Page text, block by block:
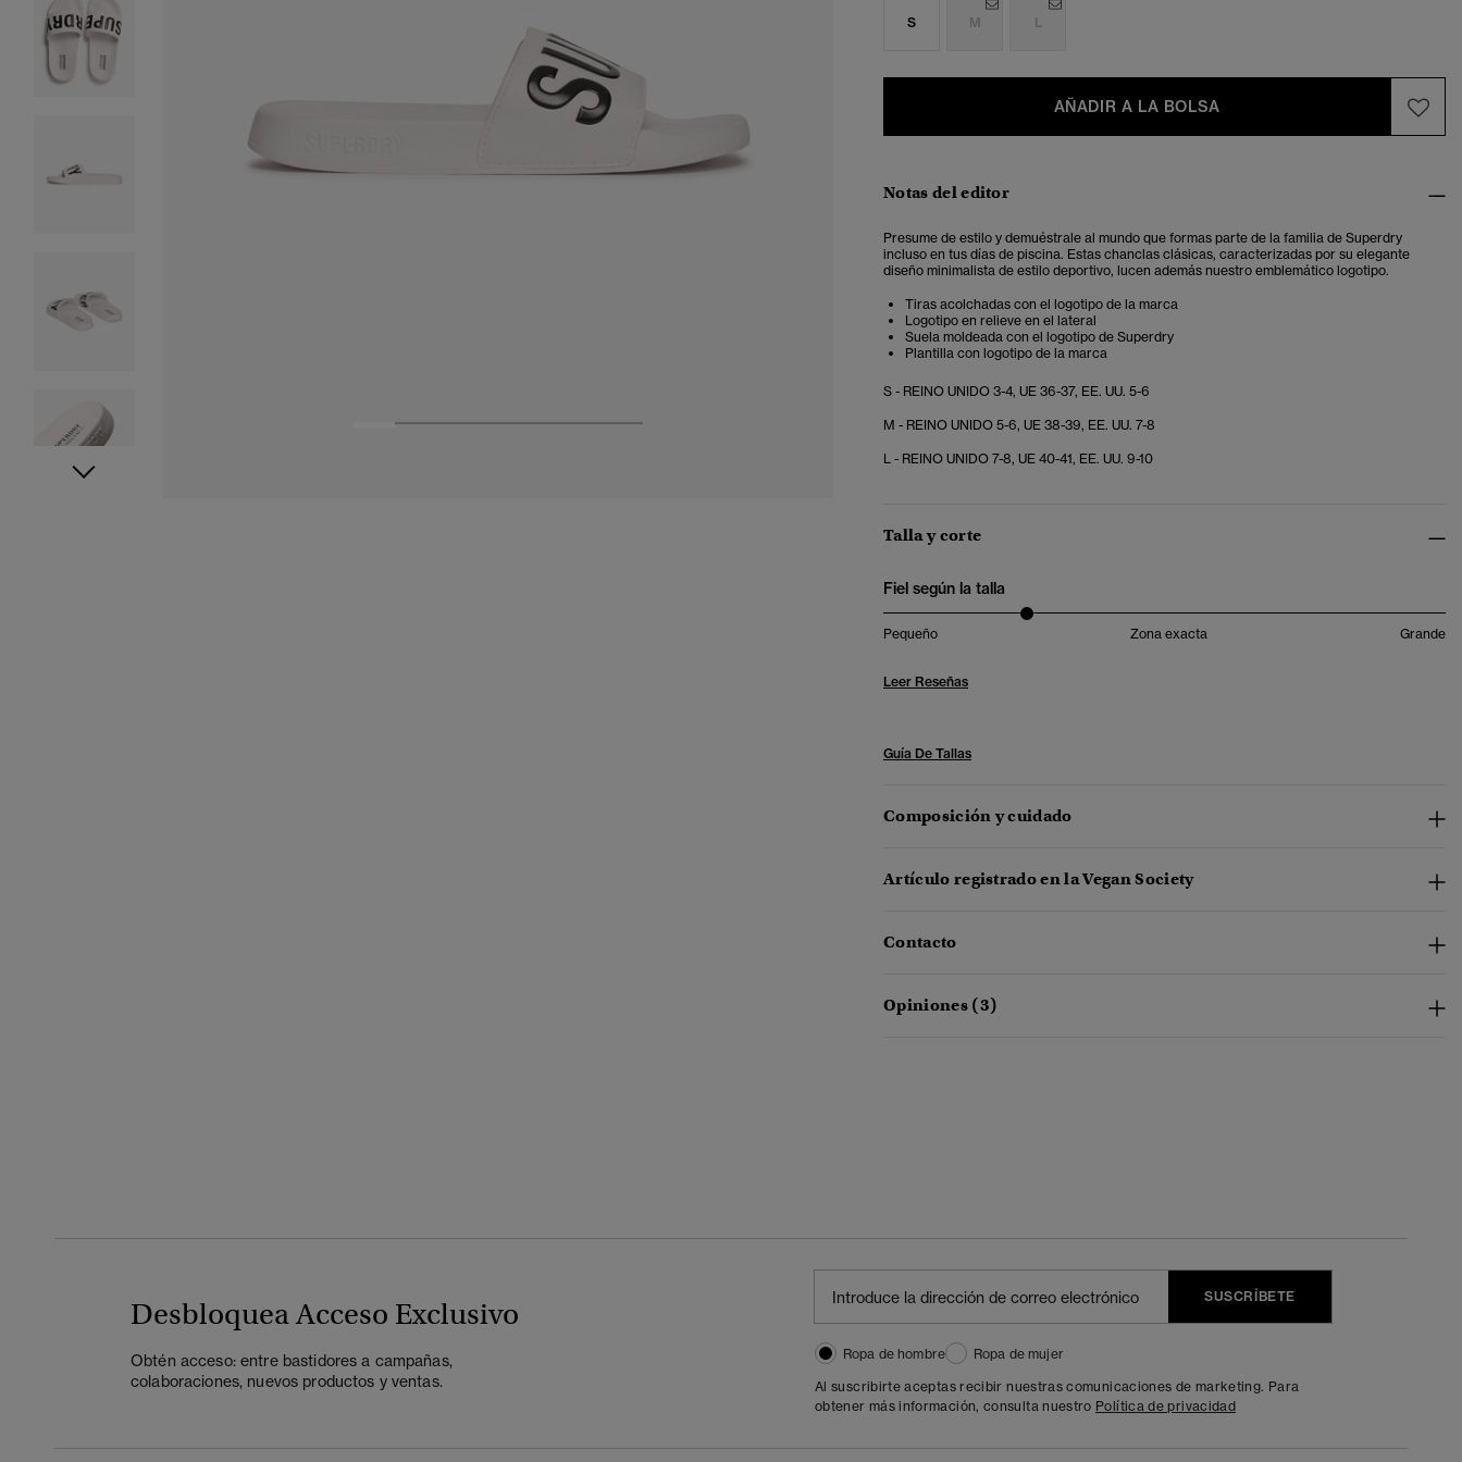
S M L
AÑADIR A LA BOLSA
Notas del editor
Presume de estilo y demuéstrale al mundo que formas parte de la familia de Superdry
incluso en tus días de piscina. Estas chanclas clásicas, caracterizadas por su elegante
diseño minimalista de estilo deportivo, lucen además nuestro emblemático logotipo.
Tiras acolchadas con el logotipo de la marca
Logotipo en relieve en el lateral
Suela moldeada con el logotipo de Superdry
Plantilla con logotipo de la marca
S - REINO UNIDO 3-4, UE 36-37, EE. UU. 5-6
M - REINO UNIDO 5-6, UE 38-39, EE. UU. 7-8
L - REINO UNIDO 7-8, UE 40-41, EE. UU. 9-10
Talla y corte
Fiel según la talla
Pequeño Zona exacta Grande
Leer Reseñas
Guía De Tallas
Composición y cuidado
Artículo registrado en la Vegan Society
Contacto
Opiniones (3)
Desbloquea Acceso Exclusivo
Obtén acceso: entre bastidores a campañas,
colaboraciones, nuevos productos y ventas.
SUSCRÍBETE
Ropa de hombre
Ropa de mujer
Al suscribirte aceptas recibir nuestras comunicaciones de marketing. Para
obtener más información, consulta nuestro Política de privacidad